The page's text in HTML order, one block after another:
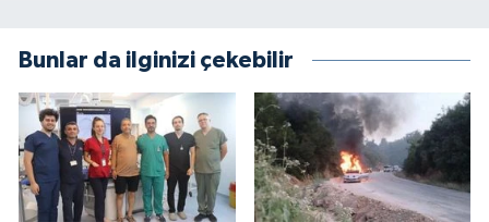
Bunlar da ilginizi çekebilir